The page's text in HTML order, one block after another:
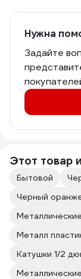
Нужна
Задайте
Этот товар
Бытовой
Черный
Металл
Катушки 1/2
Металлические